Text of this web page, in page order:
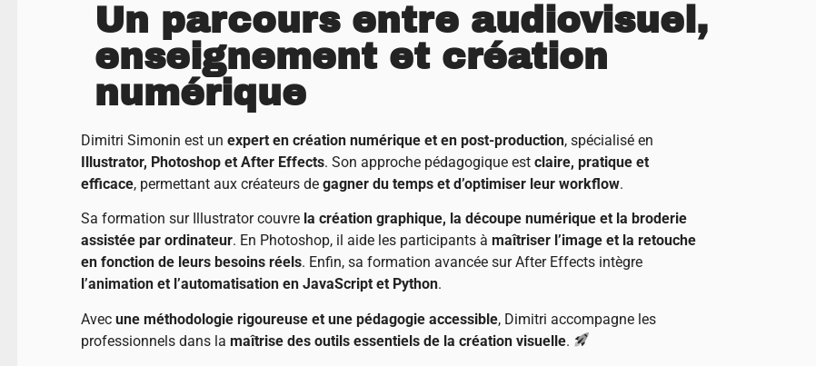
Un parcours entre audiovisuel,
enseignement et création
numérique
Dimitri Simonin est unexpert en création numérique et en post-production, spécialisé en
Illustrator, Photoshop et After Effects. Son approche pédagogique estclaire, pratique et
efficace, permettant aux créateurs degagner du temps et d’optimiser leur workflow.
Sa formation sur Illustrator couvre la création graphique, la découpe numérique et la broderie
assistée par ordinateur. En Photoshop, il aide les participants àmaîtriser l’image et la retouche
en fonction de leurs besoins réels. Enfin, sa formation avancée sur After Effects intègre
l’animation et l’automatisation en JavaScript et Python.
Avecune méthodologie rigoureuse et une pédagogie accessible, Dimitri accompagne les
professionnels dans lamaîtrise des outils essentiels de la création visuelle.